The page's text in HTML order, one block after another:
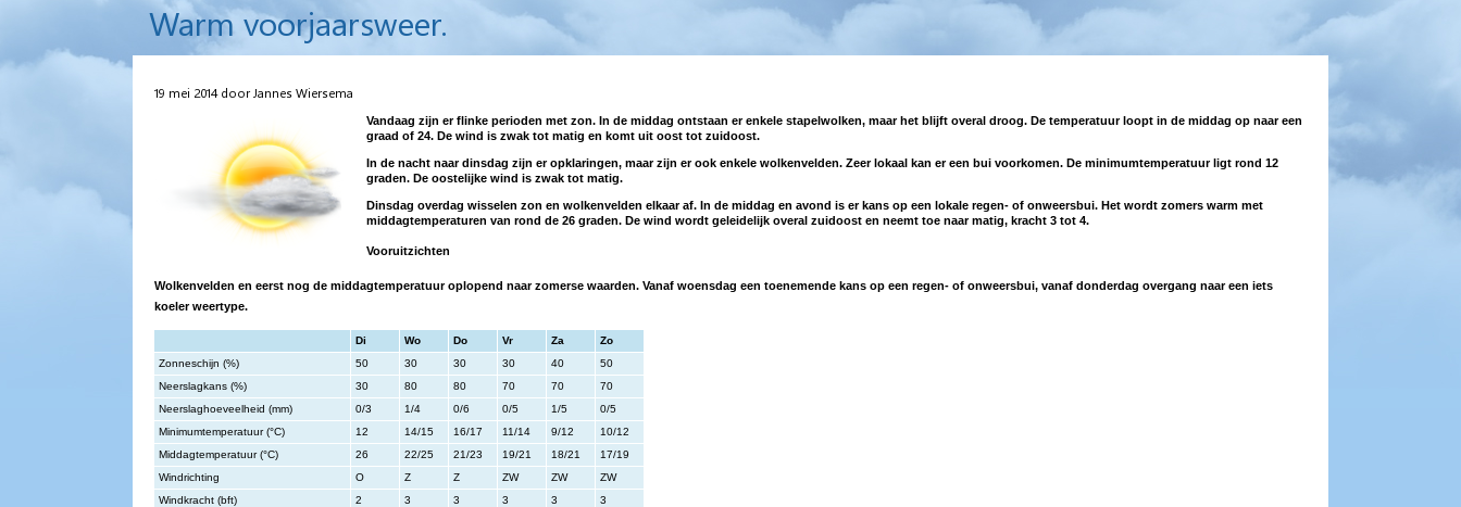
Warm voorjaarsweer.
19 mei 2014 door Jannes Wiersema
Vandaag zijn er flinke perioden met zon. In de middag ontstaan er enkele stapelwolken, maar het blijft overal droog. De temperatuur loopt in de middag op naar een
graad of 24. De wind is zwak tot matig en komt uit oost tot zuidoost.
In de nacht naar dinsdag zijn er opklaringen, maar zijn er ook enkele wolkenvelden. Zeer lokaal kan er een bui voorkomen. De minimumtemperatuur ligt rond 12
graden. De oostelijke wind is zwak tot matig.
Dinsdag overdag wisselen zon en wolkenvelden elkaar af. In de middag en avond is er kans op een lokale regen- of onweersbui. Het wordt zomers warm met
middagtemperaturen van rond de 26 graden. De wind wordt geleidelijk overal zuidoost en neemt toe naar matig, kracht 3 tot 4.
Vooruitzichten
Wolkenvelden en eerst nog de middagtemperatuur oplopend naar zomerse waarden. Vanaf woensdag een toenemende kans op een regen- of onweersbui, vanaf donderdag overgang naar een iets
koeler weertype.
Di Wo Do Vr Za
Zo
Zonneschijn (%)
50 30 30 30 40
50
Neerslagkans (%)
30 80 80 70 70
70
Neerslaghoeveelheid (mm)
0/3 1/4 0/6 0/5 1/5
0/5
Minimumtemperatuur (°C)
12 14/15 16/17 11/14 9/12
10/12
Middagtemperatuur (°C)
26 22/25 21/23 19/21 18/21
17/19
Windrichting
O Z Z ZW ZW
ZW
Windkracht (bft)
2 3 3 3 3 3